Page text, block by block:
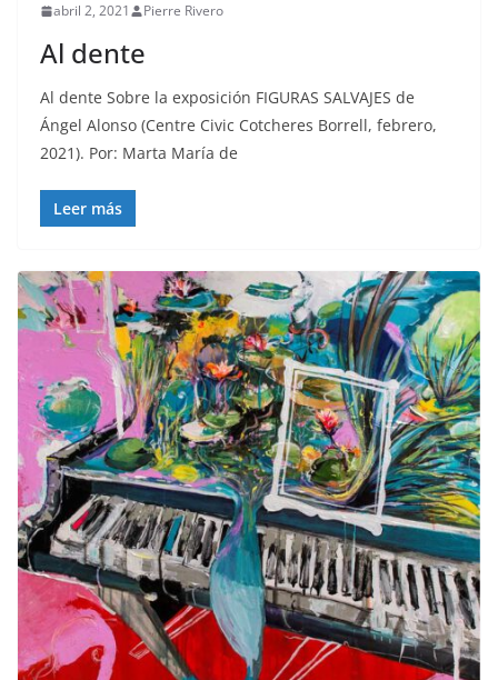
abril 2, 2021 Pierre Rivero
Al dente
Al dente Sobre la exposición FIGURAS SALVAJES de
Ángel Alonso (Centre Civic Cotcheres Borrell, febrero,
2021). Por: Marta María de
Leer más